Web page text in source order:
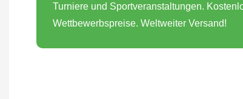
Turniere und Sportveranstaltungen.
Wettbewerbspreise. Weltweiter Versand!